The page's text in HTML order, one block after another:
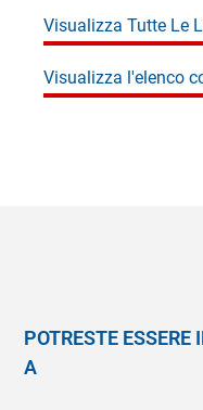
Visualizza Tutte Le
Visualizza l'elenco
POTRESTE ESSERE
A